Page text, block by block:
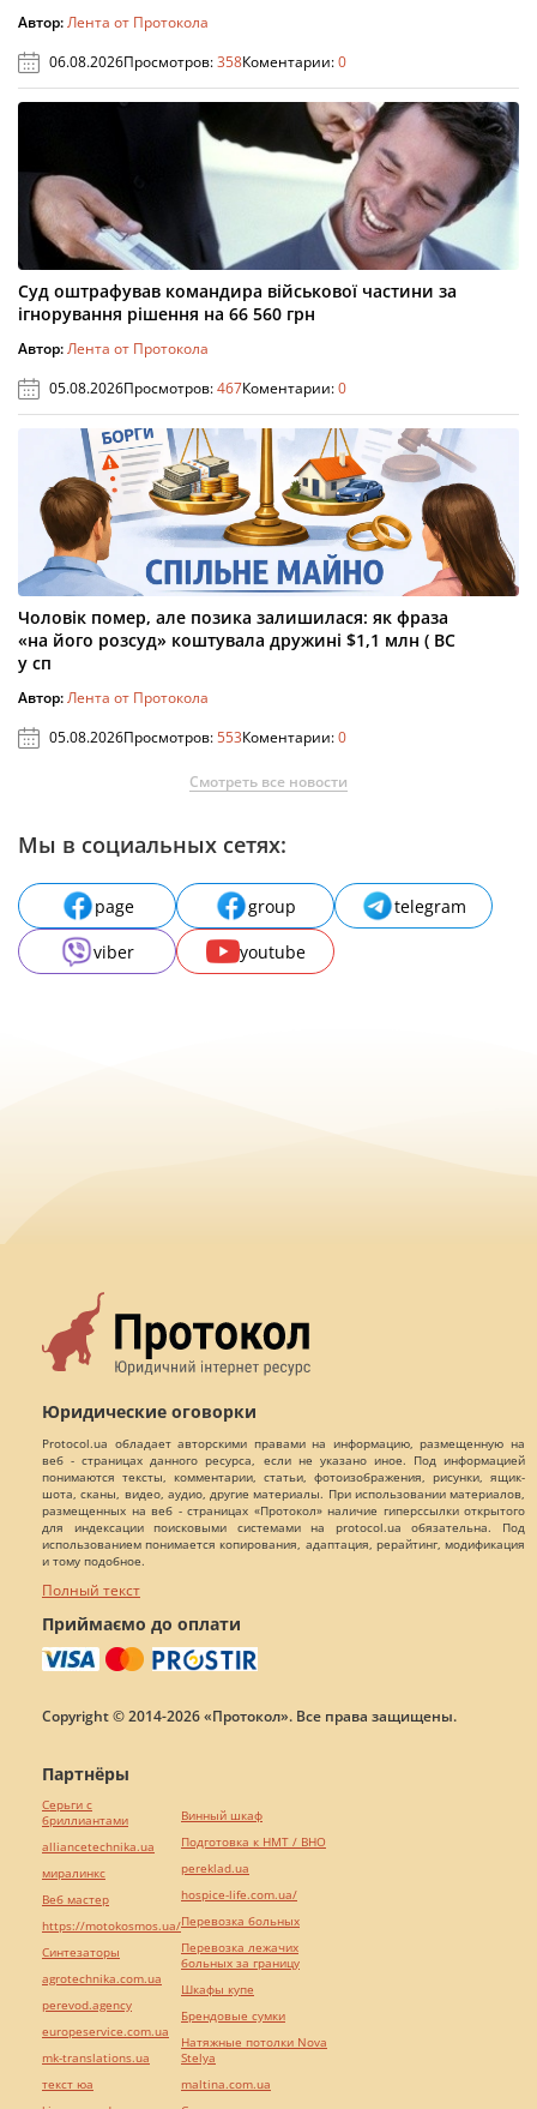
Автор:Лента от Протокола
06.08.2026Просмотров:358Коментарии:0
Суд оштрафував командира військової частини за
ігнорування рішення на 66 560 грн
Автор:Лента от Протокола
05.08.2026Просмотров:467Коментарии:0
Чоловік помер, але позика залишилася: як фраза
«на його розсуд» коштувала дружині $1,1 млн ( ВС
у сп
Автор:Лента от Протокола
05.08.2026Просмотров:553Коментарии:0
Смотреть все новости
Мы в социальных сетях:
page group
telegram
viber
youtube
Юридические оговорки
Protocol.ua обладает авторскими правами на информацию, размещенную на
веб - страницах данного ресурса, если не указано иное. Под информацией
понимаются тексты, комментарии, статьи, фотоизображения, рисунки, ящик-
шота, сканы, видео, аудио, другие материалы. При использовании материалов,
размещенных на веб - страницах «Протокол» наличие гиперссылки открытого
для индексации поисковыми системами на protocol.ua обязательна. Под
использованием понимается копирования, адаптация, рерайтинг, модификация
и тому подобное.
Полный текст
Приймаємо до оплати
Copyright © 2014-2026 «Протокол». Все права защищены.
Партнёры
Серьги с
бриллиантами
alliancetechnika.ua
миралинкс
Веб мастер
https://motokosmos.ua/
Синтезаторы
agrotechnika.com.ua
perevod.agency
europeservice.com.ua
mk-translations.ua
текст юа
Винный шкаф
Подготовка к НМТ / ВНО
pereklad.ua
hospice-life.com.ua/
Перевозка больных
Перевозка лежачих
больных за границу
Шкафы купе
Брендовые сумки
Натяжные потолки Nova
Stelya
maltina.com.ua